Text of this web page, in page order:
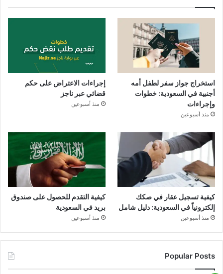
استخراج جواز سفر لطفل أمه
أجنبية في السعودية: خطوات
وإجراءات
منذ أسبوعين
إجراءات الاعتراض على حكم
قضائي عبر ناجز
منذ أسبوعين
كيفية تسجيل عقار في صكك
إلكترونياً في السعودية: دليل شامل
منذ أسبوعين
كيفية التقدم للحصول على صندوق
بريد في السعودية
منذ أسبوعين
Popular Posts